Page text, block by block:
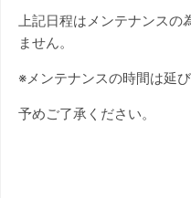
上記日程はメンテナンスの
ません。
※メンテナンスの時間は延
予めご了承ください。